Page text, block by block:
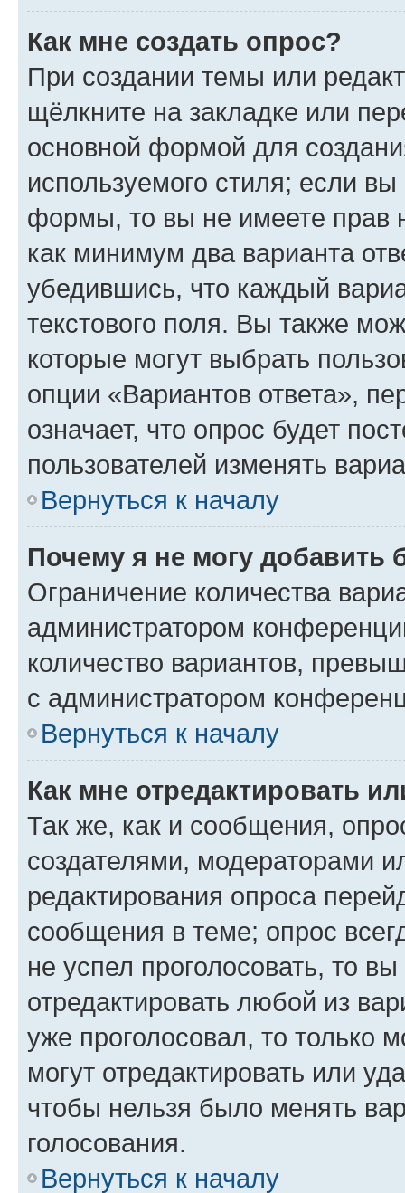
Как мне создать опрос?
При создании темы или
щёлкните на закладке или
основной формой для
используемого стиля; если
формы, то вы не имеете прав
как минимум два варианта
убедившись, что каждый
текстового поля. Вы также
которые могут выбрать
опции «Вариантов ответа»,
означает, что опрос будет
пользователей изменять
Вернуться к началу
Почему я не могу добавить
Ограничение количества
администратором
количество вариантов,
с администратором
Вернуться к началу
Как мне отредактировать
Так же, как и сообщения,
создателями, модераторами
редактирования опроса
сообщения в теме; опрос
не успел проголосовать, то
отредактировать любой из
уже проголосовал, то только
могут отредактировать или
чтобы нельзя было менять
голосования.
Вернуться к началу